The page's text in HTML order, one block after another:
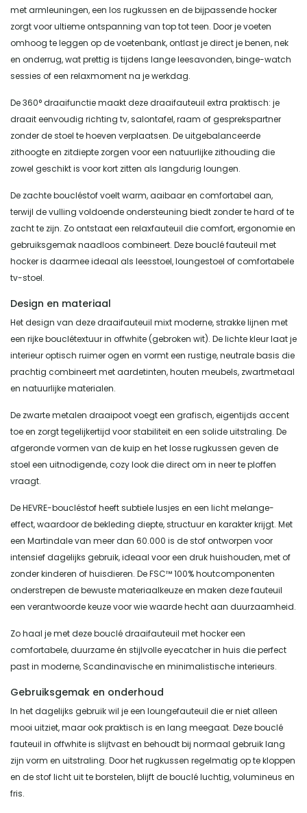
met armleuningen, een los rugkussen en de bijpassende hocker
zorgt voor ultieme ontspanning van top tot teen. Door je voeten
omhoog te leggen op de voetenbank, ontlast je direct je benen, nek
en onderrug, wat prettig is tijdens lange leesavonden, binge-watch
sessies of een relaxmoment na je werkdag.
De 360° draaifunctie maakt deze draaifauteuil extra praktisch: je
draait eenvoudig richting tv, salontafel, raam of gesprekspartner
zonder de stoel te hoeven verplaatsen. De uitgebalanceerde
zithoogte en zitdiepte zorgen voor een natuurlijke zithouding die
zowel geschikt is voor kort zitten als langdurig loungen.
De zachte boucléstof voelt warm, aaibaar en comfortabel aan,
terwijl de vulling voldoende ondersteuning biedt zonder te hard of te
zacht te zijn. Zo ontstaat een relaxfauteuil die comfort, ergonomie en
gebruiksgemak naadloos combineert. Deze bouclé fauteuil met
hocker is daarmee ideaal als leesstoel, loungestoel of comfortabele
tv-stoel.
Design en materiaal
Het design van deze draaifauteuil mixt moderne, strakke lijnen met
een rijke bouclétextuur in offwhite (gebroken wit). De lichte kleur laat je
interieur optisch ruimer ogen en vormt een rustige, neutrale basis die
prachtig combineert met aardetinten, houten meubels, zwartmetaal
en natuurlijke materialen.
De zwarte metalen draaipoot voegt een grafisch, eigentijds accent
toe en zorgt tegelijkertijd voor stabiliteit en een solide uitstraling. De
afgeronde vormen van de kuip en het losse rugkussen geven de
stoel een uitnodigende, cozy look die direct om in neer te ploffen
vraagt.
De HEVRE-boucléstof heeft subtiele lusjes en een licht melange-
effect, waardoor de bekleding diepte, structuur en karakter krijgt. Met
een Martindale van meer dan 60.000 is de stof ontworpen voor
intensief dagelijks gebruik, ideaal voor een druk huishouden, met of
zonder kinderen of huisdieren. De FSC™ 100% houtcomponenten
onderstrepen de bewuste materiaalkeuze en maken deze fauteuil
een verantwoorde keuze voor wie waarde hecht aan duurzaamheid.
Zo haal je met deze bouclé draaifauteuil met hocker een
comfortabele, duurzame én stijlvolle eyecatcher in huis die perfect
past in moderne, Scandinavische en minimalistische interieurs.
Gebruiksgemak en onderhoud
In het dagelijks gebruik wil je een loungefauteuil die er niet alleen
mooi uitziet, maar ook praktisch is en lang meegaat. Deze bouclé
fauteuil in offwhite is slijtvast en behoudt bij normaal gebruik lang
zijn vorm en uitstraling. Door het rugkussen regelmatig op te kloppen
en de stof licht uit te borstelen, blijft de bouclé luchtig, volumineus en
fris.